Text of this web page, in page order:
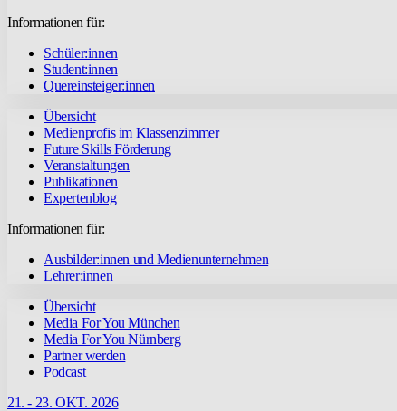
Informationen für:
Schüler:innen
Student:innen
Quereinsteiger:innen
Übersicht
Medienprofis im Klassenzimmer
Future Skills Förderung
Veranstaltungen
Publikationen
Expertenblog
Informationen für:
Ausbilder:innen und Medienunternehmen
Lehrer:innen
Übersicht
Media For You München
Media For You Nürnberg
Partner werden
Podcast
21. - 23. OKT. 2026